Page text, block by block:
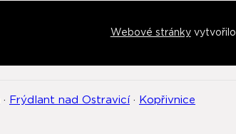
Webové stránkyvytvořilo
· Frýdlant nad Ostravicí · Kopřivnice